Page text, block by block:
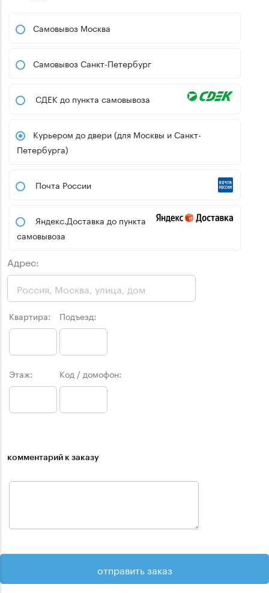
Самовывоз Москва
Самовывоз Санкт-Петербург
СДЕК до пункта самовывоза
Курьером до двери (для Москвы и Санкт-
Петербурга)
Почта России
Яндекс.Доставка до пункта
самовывоза
Адрес:
Квартира: Подъезд:
Этаж: Код / домофон:
комментарий к заказу